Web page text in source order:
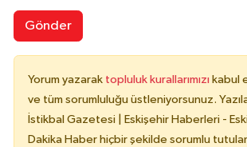
Gönder
Yorum yazarak topluluk kurallarımızı kabul
ve tüm sorumluluğu üstleniyorsunuz.
İstikbal Gazetesi | Eskişehir Haberleri -
Dakika Haber hiçbir şekilde sorumlu